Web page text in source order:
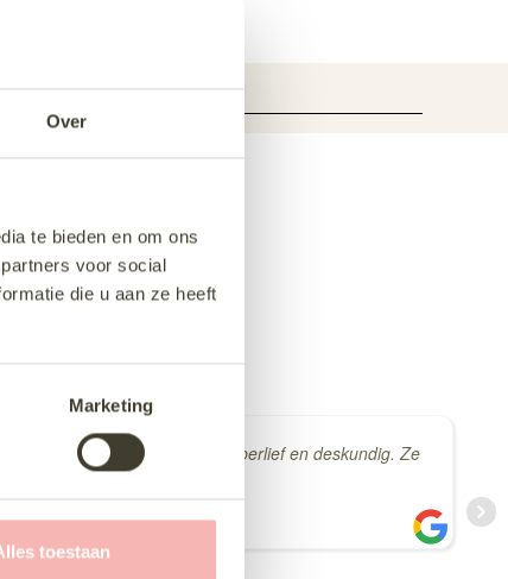
Over
te bieden en om ons
voor social
die u aan ze heeft
Marketing
toestaan
dames die hielpen waren superlief en deskundig. Ze